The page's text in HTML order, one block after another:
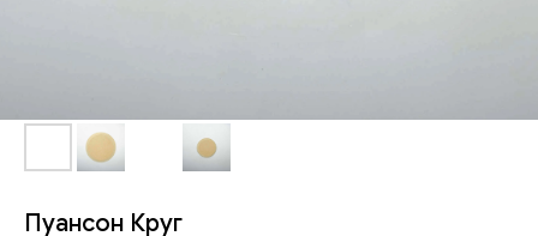
Пуансон Круг